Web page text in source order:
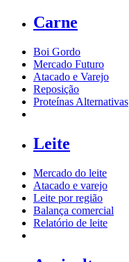
Carne
Boi Gordo
Mercado Futuro
Atacado e Varejo
Reposição
Proteínas Alternativas
Leite
Mercado do leite
Atacado e varejo
Leite por região
Balança comercial
Relatório de leite